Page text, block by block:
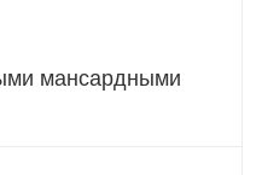
мансардными